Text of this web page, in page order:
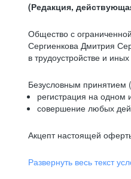
(Редакция,
Общество с
Сергиенкова Дмитрия
в трудоустройстве и
Безусловным принятием
регистрация на одном
совершение любых
Акцепт настоящей
Развернуть весь текст